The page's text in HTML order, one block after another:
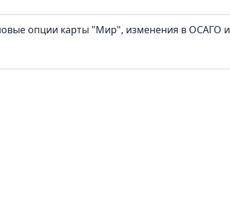
опции карты "Мир", изменения в ОСАГО и